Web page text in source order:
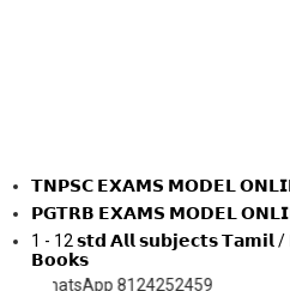
𝗧𝗡𝗣𝗦𝗖 𝗘𝗫𝗔𝗠𝗦 𝗠𝗢𝗗𝗘𝗟
𝗣𝗚𝗧𝗥𝗕 𝗘𝗫𝗔𝗠𝗦 𝗠𝗢𝗗𝗘𝗟
1 - 12 𝘀𝘁𝗱 𝗔𝗹𝗹 𝘀𝘂𝗯𝗷𝗲𝗰𝘁𝘀
𝗕𝗼𝗼𝗸𝘀
8124252459